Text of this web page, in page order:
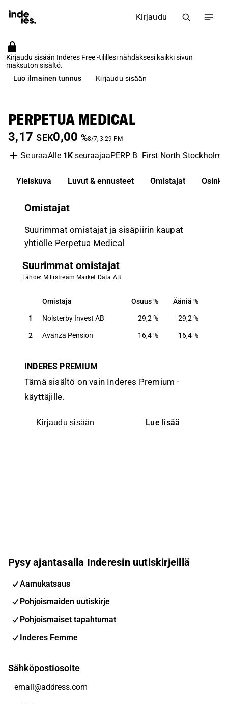
Kirjaudu
Kirjaudu sisään Inderes Free -tilillesi nähdäksesi kaikki sivun
maksuton sisältö.
Luo ilmainen tunnus
Kirjaudu sisään
PERPETUA MEDICAL
3,17 SEK0,00 %8/7, 3:29 PM
SeuraaAlle 1KseuraajaaPERP B First North Stockholm
Yleiskuva Luvut & ennusteet Omistajat Osinko
Omistajat
Suurimmat omistajat ja sisäpiirin kaupat
yhtiölle Perpetua Medical
Suurimmat omistajat
Lähde: Millistream Market Data AB
Omistaja Osuus Ääniä
Omistaja Osuus Ääniä
1 Nolsterby Invest AB 29,2 % 29,2 %
2 Avanza Pension 16,4% 16,4%
INDERES PREMIUM
Tämä sisältö on vain Inderes Premium -
käyttäjille.
Kirjaudu sisään Lue lisää
Pysy ajantasalla Inderesin uutiskirjeillä
Aamukatsaus
Pohjoismaiden uutiskirje
Pohjoismaiset tapahtumat
Inderes Femme
Sähköpostiosoite